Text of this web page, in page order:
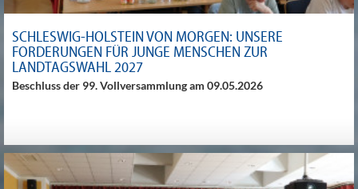
SCHLESWIG-HOLSTEIN VON MORGEN: UNSERE
FORDERUNGEN FÜR JUNGE MENSCHEN ZUR
LANDTAGSWAHL 2027
Beschluss der 99. Vollversammlung am 09.05.2026